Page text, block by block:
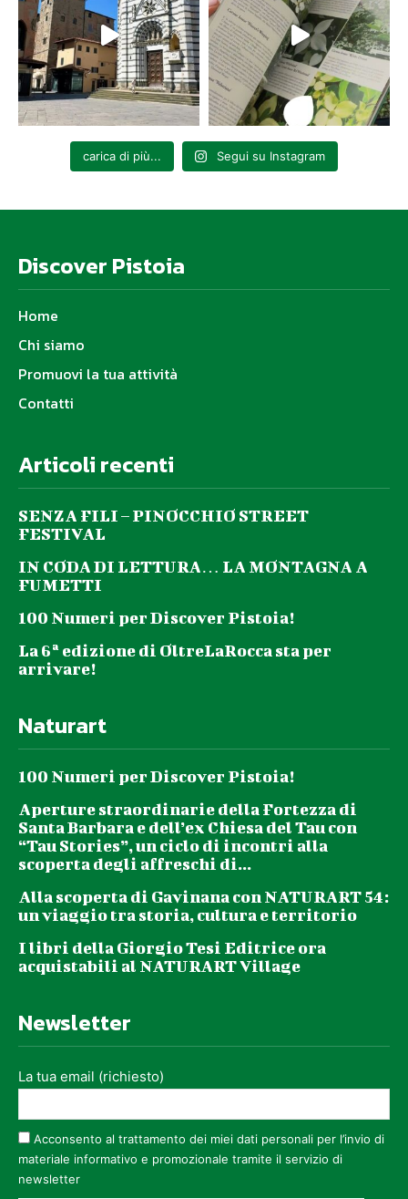
carica di più... Segui su Instagram
Discover Pistoia
Home
Chi siamo
Promuovi la tua attività
Contatti
Articoli recenti
SENZA FILI – PINOCCHIO STREET
FESTIVAL
IN CODA DI LETTURA… LA MONTAGNA A
FUMETTI
100 Numeri per Discover Pistoia!
La 6ª edizione di OltreLaRocca sta per
arrivare!
Naturart
100 Numeri per Discover Pistoia!
Aperture straordinarie della Fortezza di
Santa Barbara e dell’ex Chiesa del Tau con
“Tau Stories”, un ciclo di incontri alla
scoperta degli affreschi di...
Alla scoperta di Gavinana con NATURART 54:
un viaggio tra storia, cultura e territorio
I libri della Giorgio Tesi Editrice ora
acquistabili al NATURART Village
Newsletter
La tua email (richiesto)
Acconsento al trattamento dei miei dati personali per l’invio di
materiale informativo e promozionale tramite il servizio di
newsletter